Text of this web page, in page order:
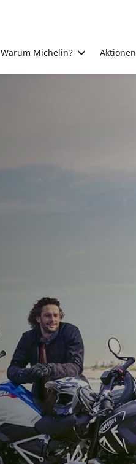
Warum Michelin? Aktionen